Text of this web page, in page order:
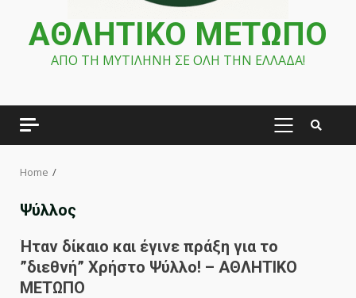
ΑΘΛΗΤΙΚΟ ΜΕΤΩΠΟ
ΑΠΟ ΤΗ ΜΥΤΙΛΗΝΗ ΣΕ ΟΛΗ ΤΗΝ ΕΛΛΑΔΑ!
PRIMARY
Home
Ψύλλος
Ήταν δίκαιο και έγινε πράξη για το
”διεθνή” Χρήστο Ψύλλο! – ΑΘΛΗΤΙΚΟ
ΜΕΤΩΠΟ